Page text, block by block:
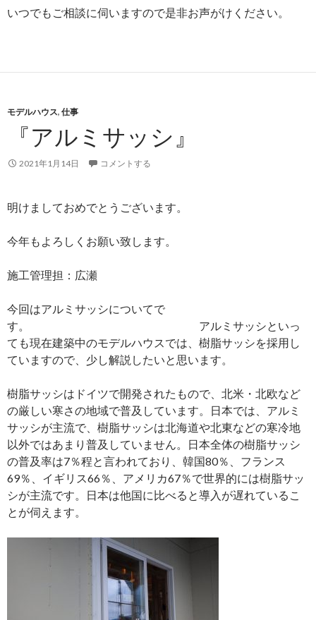
いつでもご相談に伺いますので是非お声がけください。
モデルハウス, 仕事
『アルミサッシ』
2021年1月14日 コメントする
明けましておめでとうございます。
今年もよろしくお願い致します。
施工管理担：広瀬
今回はアルミサッシについてで
す。 アルミサッシといっ
ても現在建築中のモデルハウスでは、樹脂サッシを採用し
ていますので、少し解説したいと思います。
樹脂サッシはドイツで開発されたもので、北米・北欧など
の厳しい寒さの地域で普及しています。日本では、アルミ
サッシが主流で、樹脂サッシは北海道や北東などの寒冷地
以外ではあまり普及していません。日本全体の樹脂サッシ
の普及率は7％程と言われており、韓国80％、フランス
69％、イギリス66％、アメリカ67％で世界的には樹脂サッ
シが主流です。日本は他国に比べると導入が遅れているこ
とが伺えます。